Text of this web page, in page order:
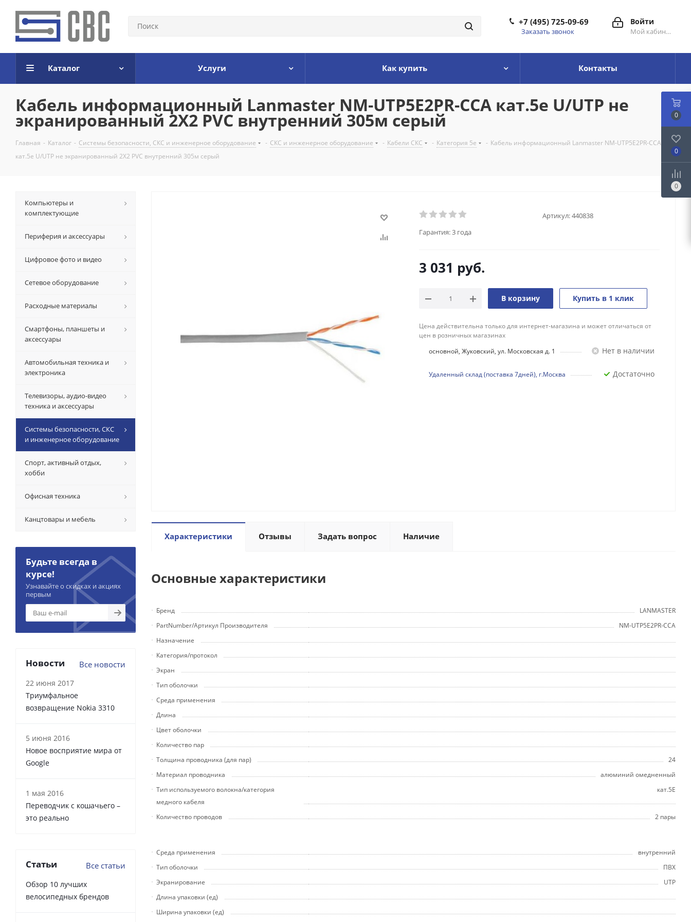
Войти
Мой кабинет
+7 (495) 725-09-69
Заказать звонок
Каталог Услуги Как купить Контакты
Кабель информационный Lanmaster NM-UTP5E2PR-CCA кат.5е U/UTP не
экранированный 2X2 PVC внутренний 305м серый
Главная - Каталог - Системы безопасности, СКС и инженерное оборудование - СКС и инженерное оборудование - Кабели СКС - Категория 5e - Кабель информационный Lanmaster NM-UTP5E2PR-CCA
кат.5е U/UTP не экранированный 2X2 PVC внутренний 305м серый
Артикул:440838
Гарантия:3 года
3 031 руб.
В корзину Купить в 1 клик
Цена действительна только для интернет-магазина и может отличаться от
цен в розничных магазинах
основной, Жуковский, ул. Московская д. 1
Нет в наличии
Удаленный склад (поставка 7дней), г.Москва Достаточно
Характеристики Отзывы Задать вопрос Наличие
Основные характеристики
Бренд
LANMASTER
PartNumber/Артикул Производителя
NM-UTP5E2PR-CCA
Назначение
Категория/протокол
Экран
Тип оболочки
Среда применения
Длина
Цвет оболочки
Количество пар
Толщина проводника (для пар)
24
Материал проводника
алюминий омедненный
Тип используемого волокна/категория
медного кабеля
кат.5E
Количество проводов 2 пары
Среда применения
внутренний
Тип оболочки
ПВХ
Экранирование
UTP
Длина упаковки (ед)
Ширина упаковки (ед)
Компьютеры и
комплектующие
Периферия и аксессуары
Цифровое фото и видео
Сетевое оборудование
Расходные материалы
Смартфоны, планшеты и
аксессуары
Автомобильная техника и
электроника
Телевизоры, аудио-видео
техника и аксессуары
Системы безопасности, СКС
и инженерное оборудование
Спорт, активный отдых,
хобби
Офисная техника
Канцтовары и мебель
Будьте всегда в
курсе!
Узнавайте о скидках и акциях
первым
Новости Все новости
22 июня 2017
Триумфальное
возвращение Nokia 3310
5 июня 2016
Новое восприятие мира от
Google
1 мая 2016
Переводчик с кошачьего –
это реально
Статьи Все статьи
Обзор 10 лучших
велосипедных брендов
0
0
0